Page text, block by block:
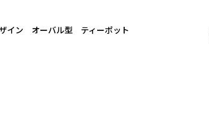
イン オーバル型 ティーポット